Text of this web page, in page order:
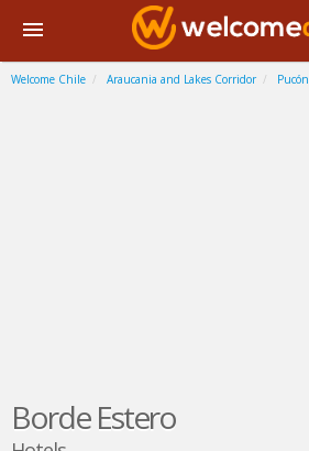
Welcome Chile Araucania and Lakes Corridor Pucón
Borde Estero